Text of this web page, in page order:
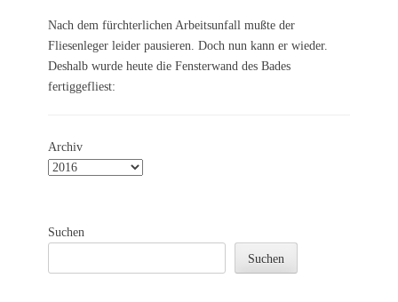
Nach dem fürchterlichen Arbeitsunfall mußte der
Fliesenleger leider pausieren. Doch nun kann er wieder.
Deshalb wurde heute die Fensterwand des Bades
fertiggefliest:
Archiv
Suchen
Suchen